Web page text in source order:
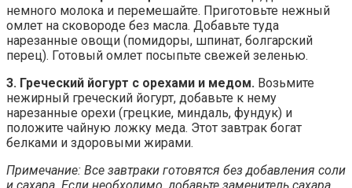
немного молока и перемешайте. Приготовьте нежный
омлет на сковороде без масла. Добавьте туда
нарезанные овощи (помидоры, шпинат, болгарский
перец). Готовый омлет посыпьте свежей зеленью.
3. Греческий йогурт с орехами и медом. Возьмите
нежирный греческий йогурт, добавьте к нему
нарезанные орехи (грецкие, миндаль, фундук) и
положите чайную ложку меда. Этот завтрак богат
белками и здоровыми жирами.
Примечание: Все завтраки готовятся без добавления соли